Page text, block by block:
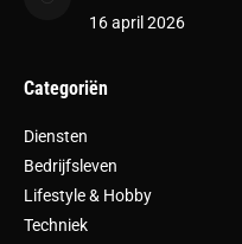
16 april 2026
Categoriën
Diensten
Bedrijfsleven
Lifestyle & Hobby
Techniek